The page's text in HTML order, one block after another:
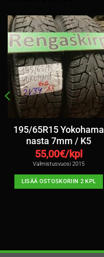
195/65R15 Yokohama
nasta 7mm / K5
55,00€/kpl
Valmistusvuosi 2015
LISÄÄ OSTOSKORIIN 2 KPL